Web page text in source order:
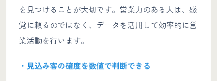
を見つけることが大切です。営業力のある人は、感
覚に頼るのではなく、データを活用して効率的に営
業活動を行います。
・見込み客の確度を数値で判断できる